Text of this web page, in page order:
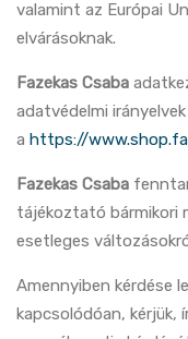
valamint az Európai
elvárásoknak.
Fazekas Csaba
adatvédelmi
a https://
Fazekas Csaba
tájékoztató bármikori
esetleges
Amennyiben kérdése
kapcsolódóan, kérjük,